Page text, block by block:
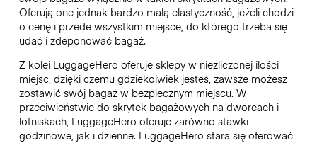
Oferują one jednak bardzo małą elastyczność, jeżeli chodzi
o cenę i przede wszystkim miejsce, do którego trzeba się
udać i zdeponować bagaż.
Z kolei LuggageHero oferuje sklepy w niezliczonej ilości
miejsc, dzięki czemu gdziekolwiek jesteś, zawsze możesz
zostawić swój bagaż w bezpiecznym miejscu. W
przeciwieństwie do skrytek bagażowych na dworcach i
lotniskach, LuggageHero oferuje zarówno stawki
godzinowe, jak i dzienne. LuggageHero stara się oferować